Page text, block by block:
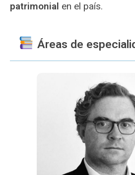
patrimonial en el país.
Áreas de